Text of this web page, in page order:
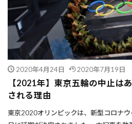
2020年4月24日 2020年7月19日
【2021年】東京五輪の中止は
される理由
東京2020オリンピックは、新型コロナ